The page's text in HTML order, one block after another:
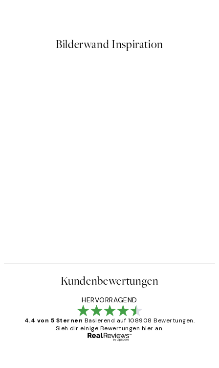
Bilderwand Inspiration
Kundenbewertungen
HERVORRAGEND
4.4 von 5 Sternen Basierend auf 108908 Bewertungen.
Sieh dir einige Bewertungen hier an.